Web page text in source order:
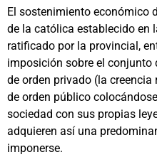
El sostenimiento económico
de la católica establecido en
ratificado por la provincial,
imposición sobre el conjunto
de orden privado (la
de orden público
sociedad con sus propias
adquieren así una
imponerse.